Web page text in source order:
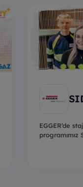
EGGER’de
programımız